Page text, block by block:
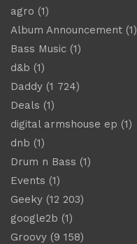
agro (1)
Album Announcement (1)
Bass Music (1)
d&b (1)
Daddy (1 724)
Deals (1)
digital armshouse ep (1)
dnb (1)
Drum n Bass (1)
Events (1)
Geeky (12 203)
google2b (1)
Groovy (9 158)